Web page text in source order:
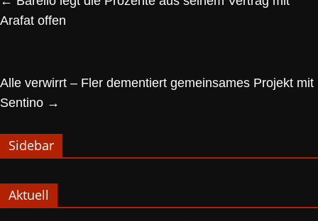
Arafat offen
Alle verwirrt – Fler dementiert gemeinsames Projekt mit
Sentino →
Sidebar
Aktuell